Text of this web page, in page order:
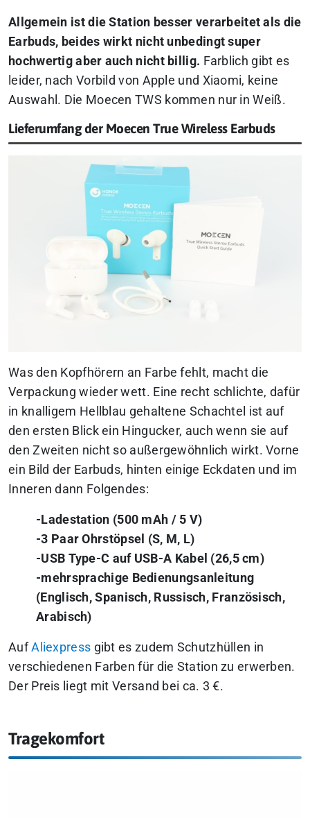
Allgemein ist die Station besser verarbeitet als die
Earbuds, beides wirkt nicht unbedingt super
hochwertig aber auch nicht billig. Farblich gibt es
leider, nach Vorbild von Apple und Xiaomi, keine
Auswahl. Die Moecen TWS kommen nur in Weiß.
Lieferumfang der Moecen True Wireless Earbuds
Was den Kopfhörern an Farbe fehlt, macht die
Verpackung wieder wett. Eine recht schlichte, dafür
in knalligem Hellblau gehaltene Schachtel ist auf
den ersten Blick ein Hingucker, auch wenn sie auf
den Zweiten nicht so außergewöhnlich wirkt. Vorne
ein Bild der Earbuds, hinten einige Eckdaten und im
Inneren dann Folgendes:
-Ladestation (500 mAh / 5 V)
-3 Paar Ohrstöpsel (S, M, L)
-USB Type-C auf USB-A Kabel (26,5 cm)
-mehrsprachige Bedienungsanleitung
(Englisch, Spanisch, Russisch, Französisch,
Arabisch)
AufAliexpress gibt es zudem Schutzhüllen in
verschiedenen Farben für die Station zu erwerben.
Der Preis liegt mit Versand bei ca. 3 €.
Tragekomfort